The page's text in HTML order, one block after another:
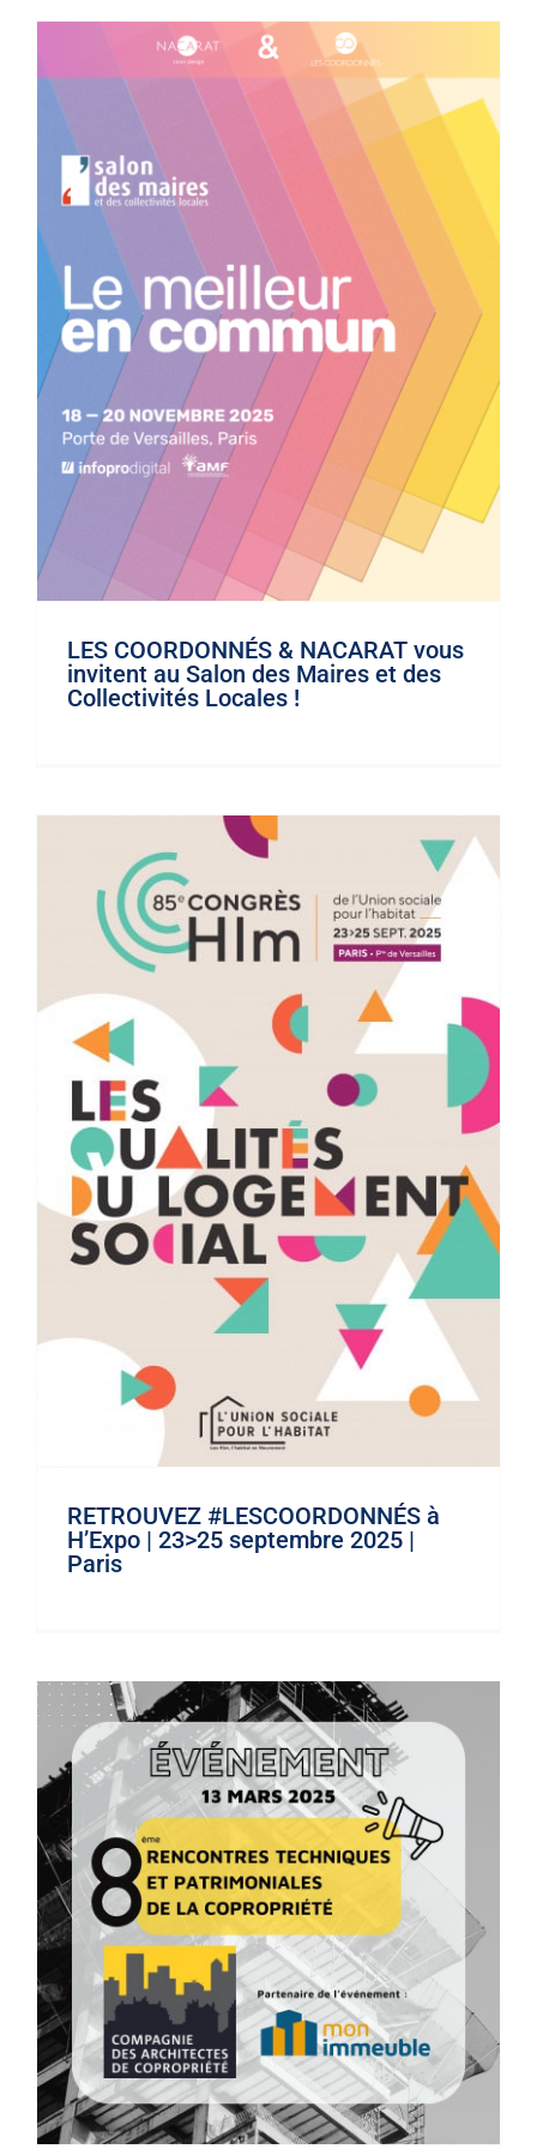
LES COORDONNÉS©
Nos offres
Nos partenaires
Matériauthèque
Inspirez-vous
Formation
LES COORDONNÉS & NACARAT vous
invitent au Salon des Maires et des
Collectivités Locales !
RETROUVEZ #LESCOORDONNÉS à
H’Expo | 23>25 septembre 2025 | Paris
Évènements
RETROUVEZ #LESCOORDONNÉS à
H’Expo | 23>25 septembre 2025 |
Paris
Participation aux 8èmes Rencontres
Techniques et Patrimoniales de la
Copropriété à Paris
H’EXPO, du 24 au 26 septembre à
Montpellier
Évènements